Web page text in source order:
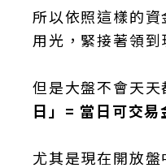
所以依照這樣的
用光，緊接著領
但是大盤不會天天
日」= 當日可交易
尤其是現在開放